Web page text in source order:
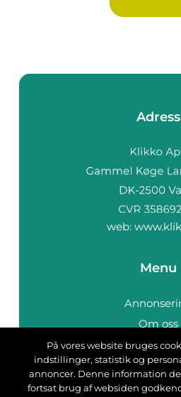
Adress
web:
Menu
Om oss
Cookies
Kontakta
Sitemap
På vores website bruges
indstillinger, statistik og
annoncer. Denne information
fortsat brug af websiden